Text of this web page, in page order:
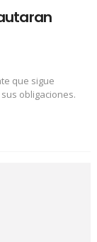
que sigue
obligaciones.